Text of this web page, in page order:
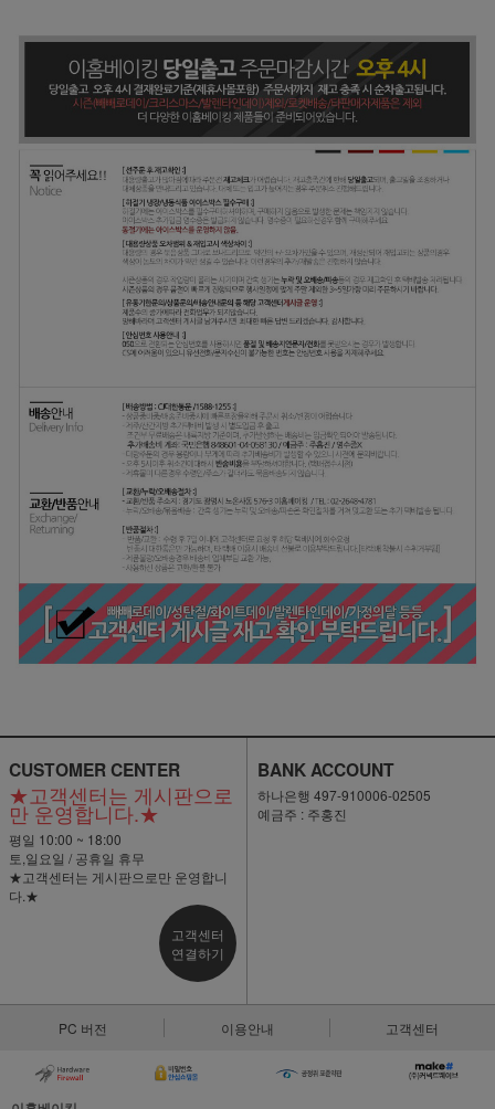
CUSTOMER CENTER
★고객센터는 게시판으로
만 운영합니다.★
평일 10:00 ~ 18:00
토,일요일 / 공휴일 휴무
★고객센터는 게시판으로만 운영합니
다.★
고객센터
연결하기
BANK ACCOUNT
하나은행 497-910006-02505
예금주 : 주홍진
PC 버전 이용안내 고객센터